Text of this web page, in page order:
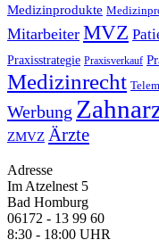
Medizinprodukte
Mitarbeiter MVZ
Praxisstrategie Praxisverkauf
Medizinrecht
Werbung
ZMVZ Ärzte
Adresse
Im Atzelnest 5
Bad Homburg
06172 - 13 99 60
8:30 - 18:00 UHR